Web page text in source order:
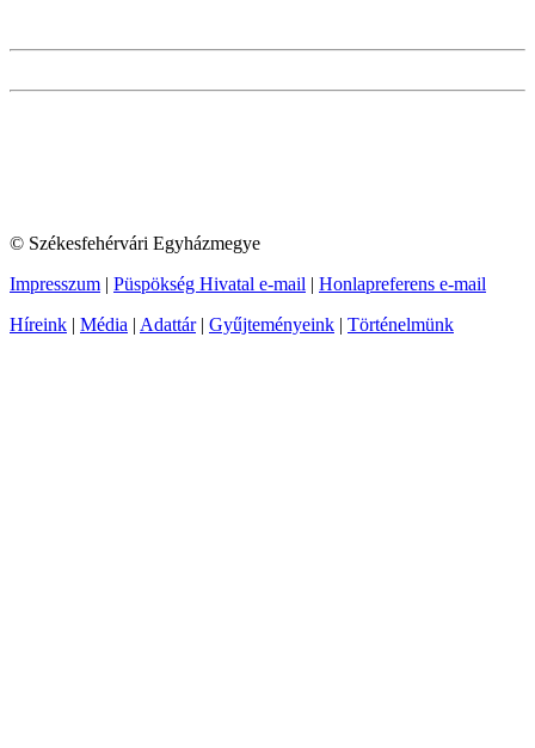
© Székesfehérvári Egyházmegye
Impresszum | Püspökség Hivatal e-mail | Honlapreferens e-mail
Híreink | Média | Adattár| Gyűjteményeink | Történelmünk